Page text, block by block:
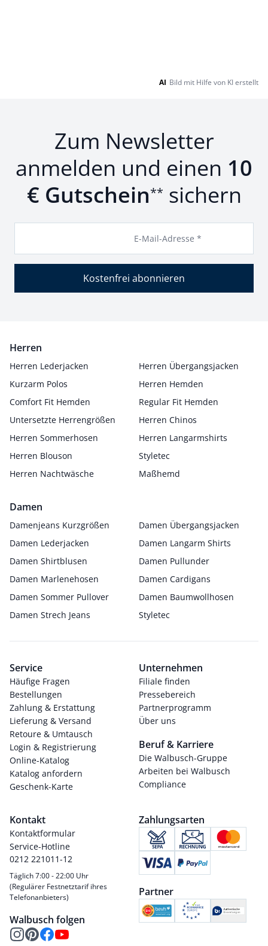
AI Bild mit Hilfe von KI erstellt
Zum Newsletter
anmelden und einen 10
€ Gutschein** sichern
E-Mail-Adresse *
Kostenfrei abonnieren
Herren
Herren Lederjacken
Herren Übergangsjacken
Kurzarm Polos
Herren Hemden
Comfort Fit Hemden
Regular Fit Hemden
Untersetzte Herrengrößen
Herren Chinos
Herren Sommerhosen
Herren Langarmshirts
Herren Blouson
Styletec
Herren Nachtwäsche
Maßhemd
Damen
Damenjeans Kurzgrößen
Damen Übergangsjacken
Damen Lederjacken
Damen Langarm Shirts
Damen Shirtblusen
Damen Pullunder
Damen Marlenehosen
Damen Cardigans
Damen Sommer Pullover
Damen Baumwollhosen
Damen Strech Jeans
Styletec
Service
Häufige Fragen
Bestellungen
Zahlung & Erstattung
Lieferung & Versand
Retoure & Umtausch
Login & Registrierung
Online-Katalog
Katalog anfordern
Geschenk-Karte
Unternehmen
Filiale finden
Pressebereich
Partnerprogramm
Über uns
Beruf & Karriere
Die Walbusch-Gruppe
Arbeiten bei Walbusch
Compliance
Kontakt
Kontaktformular
Service-Hotline
0212 221011-12
Täglich 7:00 - 22:00 Uhr
(Regulärer Festnetztarif ihres
Telefonanbieters)
Walbusch folgen
Zahlungsarten
Partner